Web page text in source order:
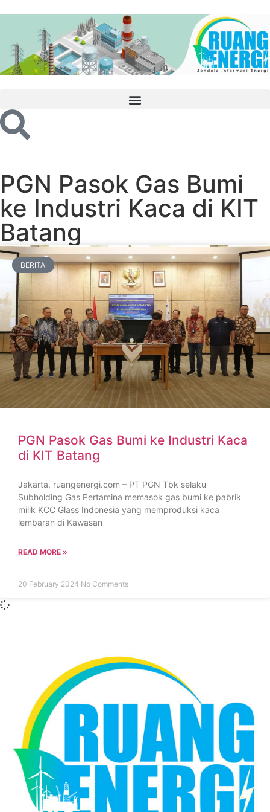
PGN Pasok Gas Bumi
ke Industri Kaca di KIT
Batang
BERITA
PGN Pasok Gas Bumi ke Industri Kaca
di KIT Batang
Jakarta, ruangenergi.com – PT PGN Tbk selaku
Subholding Gas Pertamina memasok gas bumi ke pabrik
milik KCC Glass Indonesia yang memproduksi kaca
lembaran di Kawasan
READ MORE »
20 February 2024 No Comments